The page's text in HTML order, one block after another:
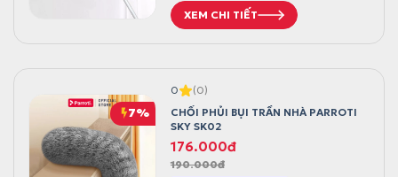
g
ố
c
l
à
:
2
9
9
h
i
ệ
n
t
ạ
i
l
à
XEM CHI TIẾT
7%
0
(0)
CHỔI PHỦI BỤI TRẦN NHÀ PARROTI
SKY SK02
190.000đ
G
i
176.000đ
G
i